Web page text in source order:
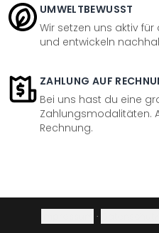
UMWELTBEWUSST
Wir setzen uns aktiv
und entwickeln
ZAHLUNG AUF
Bei uns hast du eine
Zahlungsmodalitäten.
Rechnung.
·